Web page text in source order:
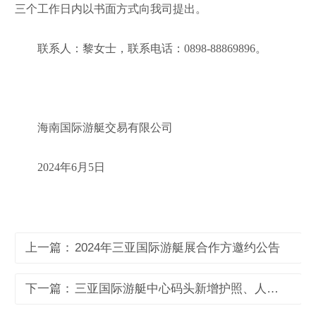
三个工作日内以书面方式向我司提出。
联系人：黎女士，联系电话：0898-88869896。
海南国际游艇交易有限公司
2024年6月5日
上一篇： 2024年三亚国际游艇展合作方邀约公告
下一篇： 三亚国际游艇中心码头新增护照、人脸识别通道设备采购项目